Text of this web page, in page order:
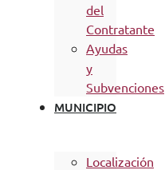
del
Contratante
Ayudas
y
Subvenciones
MUNICIPIO
Localización